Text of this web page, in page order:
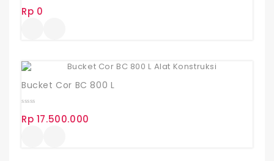
out
of
Rp 0
Bucket Cor BC 800 L
out
of
Rp 17.500.000